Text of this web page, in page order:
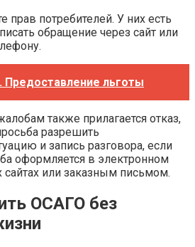
прав потребителей. У них есть
обращение через сайт или
Предоставление льготы
также прилагается отказ,
разрешить
и запись разговора, если
оформляется в электронном
или заказным письмом.
ОСАГО без